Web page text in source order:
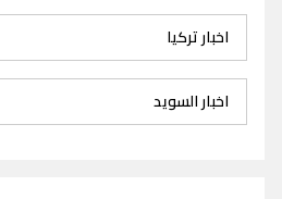
اخبار تركيا
اخبار السويد